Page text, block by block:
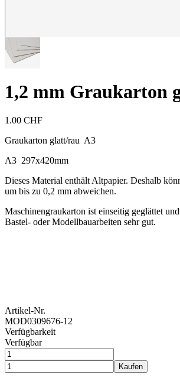
1,2 mm Graukarton
1.00 CHF
Graukarton glatt/rau A3
A3 297x420mm
Dieses Material enthält Altpapier. Deshalb
um bis zu 0,2 mm abweichen.
Maschinengraukarton ist einseitig geglättet
Bastel- oder Modellbauarbeiten sehr gut.
Artikel-Nr.
MOD0309676-12
Verfügbarkeit
Verfügbar